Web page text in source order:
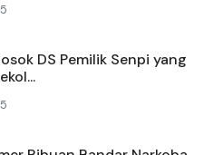
5
DS Pemilik Senpi yang
5